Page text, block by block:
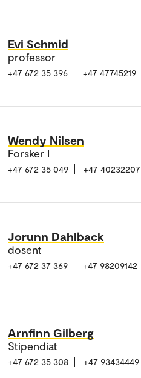
Evi Schmid
professor
+47 672 35 396 +47 47745219
Wendy Nilsen
Forsker I
+47 672 35 049 +47 40232207
Jorunn Dahlback
dosent
+47 672 37 369 +47 98209142
Arnfinn Gilberg
Stipendiat
+47 672 35 308 +47 93434449